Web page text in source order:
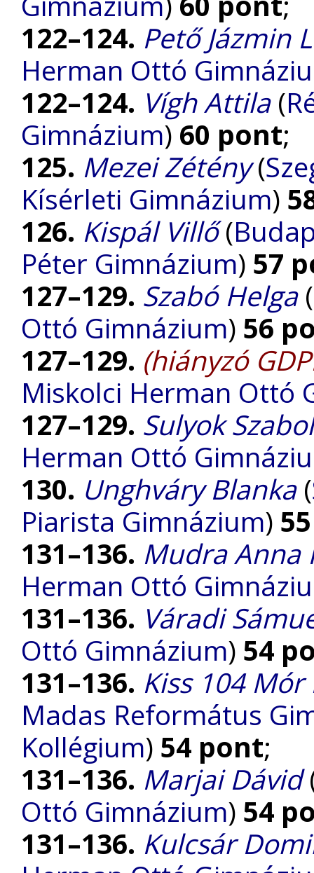
122–124. Pető Jázmin
Herman Ottó
122–124. Vígh Attila (
Gimnázium) 60 pont;
125. Mezei Zétény(
Kísérleti Gimnázium)
126. Kispál Villő(
Péter Gimnázium) 57
127–129. Szabó Helga(
Ottó Gimnázium) 56
127–129. (hiányzó
Miskolci Herman Ottó
127–129. Sulyok
Herman Ottó
130. Unghváry Blanka(
Piarista Gimnázium)
131–136. Mudra Anna
Herman Ottó
131–136. Váradi
Ottó Gimnázium) 54
131–136. Kiss 104
Madas Református
Kollégium) 54 pont;
131–136. Marjai Dávid
Ottó Gimnázium) 54
131–136. Kulcsár